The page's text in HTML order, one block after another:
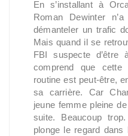
En s’installant à
Roman Dewinter
démanteler un trafic
Mais quand il se
FBI suspecte d’être
comprend que cette
routine est peut-être,
sa carrière. Car
jeune femme pleine
suite. Beaucoup
plonge le regard